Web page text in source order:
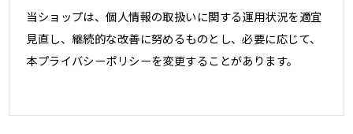
当ショップは、個人情報の取扱いに関する運用状況を適宜
見直し、継続的な改善に努めるものとし、必要に応じて、
本プライバシーポリシーを変更することがあります。